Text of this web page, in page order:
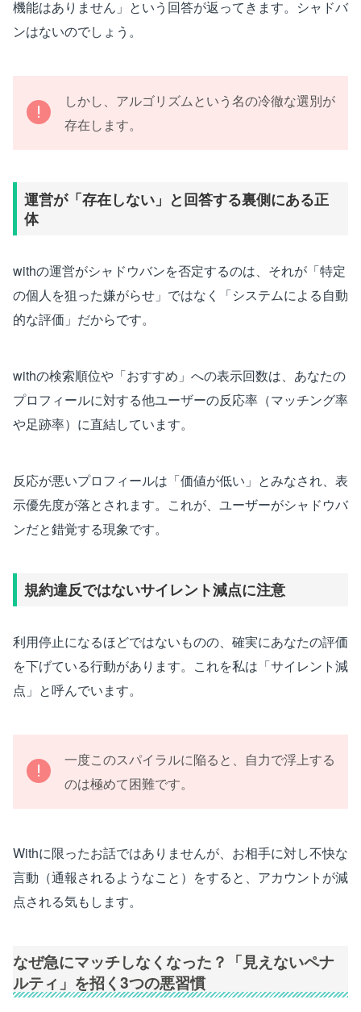
機能はありません」という回答が返ってきます。シャドバ
ンはないのでしょう。
しかし、アルゴリズムという名の冷徹な選別が
存在します。
運営が「存在しない」と回答する裏側にある正
体
withの運営がシャドウバンを否定するのは、それが「特定
の個人を狙った嫌がらせ」ではなく「システムによる自動
的な評価」だからです。
withの検索順位や「おすすめ」への表示回数は、あなたの
プロフィールに対する他ユーザーの反応率（マッチング率
や足跡率）に直結しています。
反応が悪いプロフィールは「価値が低い」とみなされ、表
示優先度が落とされます。これが、ユーザーがシャドウバ
ンだと錯覚する現象です。
規約違反ではないサイレント減点に注意
利用停止になるほどではないものの、確実にあなたの評価
を下げている行動があります。これを私は「サイレント減
点」と呼んでいます。
一度このスパイラルに陥ると、自力で浮上する
のは極めて困難です。
Withに限ったお話ではありませんが、お相手に対し不快な
言動（通報されるようなこと）をすると、アカウントが減
点される気もします。
なぜ急にマッチしなくなった？「見えないペナ
ルティ」を招く3つの悪習慣